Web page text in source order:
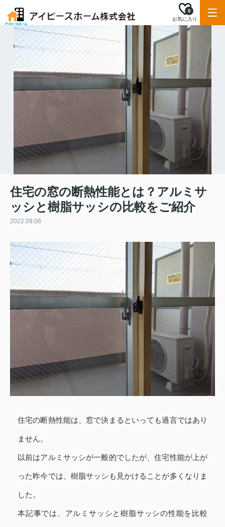
お気に入り
0
住宅の窓の断熱性能とは？アルミサ
ッシと樹脂サッシの比較をご紹介
2022.09.06
住宅の断熱性能は、窓で決まるといっても過言ではあり
ません。
以前はアルミサッシが一般的でしたが、住宅性能が上が
った昨今では、樹脂サッシも見かけることが多くなりま
した。
本記事では、アルミサッシと樹脂サッシの性能を比較